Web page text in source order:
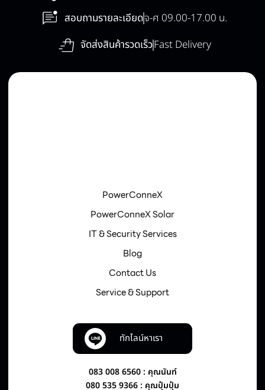
สอบถามรายละเอียดจ-ศ 09.00-17.00 น.
จัดส่งสินค้ารวดเร็วFast Delivery
PowerConneX
PowerConneX Solar
IT & Security Services
Blog
Contact Us
Service & Support
ทักไลน์หาเรา
083 008 6560 : คุณนันท์
080 535 9366 : คุณปุ๋มปุ๋ม